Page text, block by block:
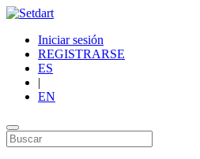
Iniciar sesión
REGISTRARSE
ES
|
EN